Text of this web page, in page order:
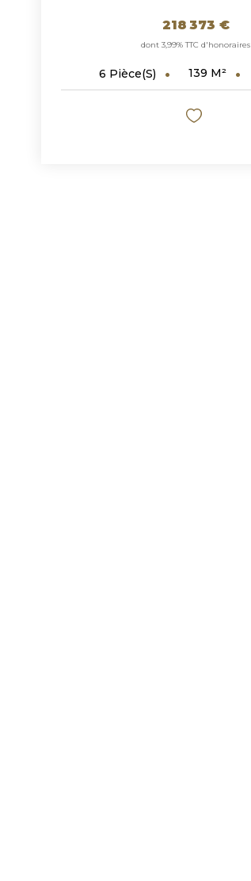
218 373 €
dont 3,99% TTC d'honoraires
6 Pièce(s) 139 M²